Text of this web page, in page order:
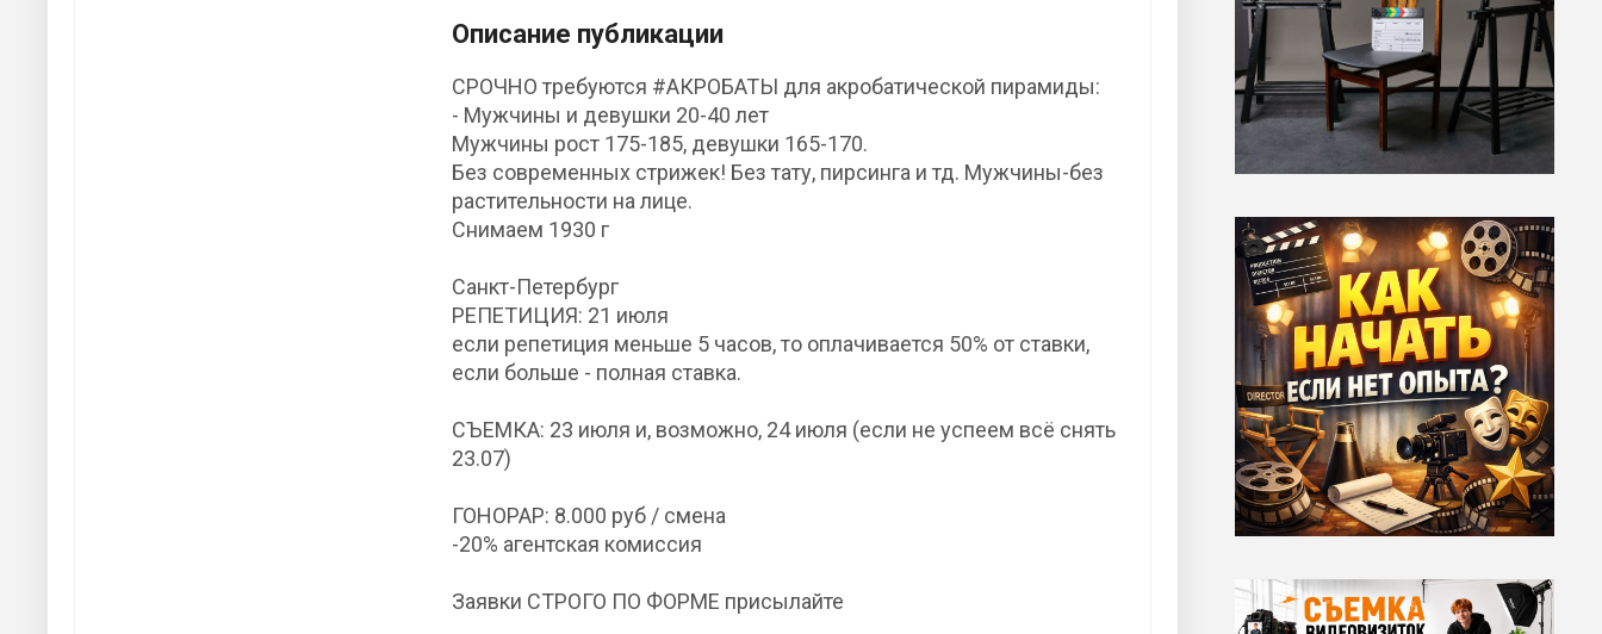
Описание публикации
СРОЧНО требуются #АКРОБАТЫ для акробатической пирамиды:
- Мужчины и девушки 20-40 лет
Мужчины рост 175-185, девушки 165-170.
Без современных стрижек! Без тату, пирсинга и тд. Мужчины-без
растительности на лице.
Снимаем 1930 г
Санкт-Петербург
РЕПЕТИЦИЯ: 21 июля
если репетиция меньше 5 часов, то оплачивается 50% от ставки,
если больше - полная ставка.
СЪЕМКА: 23 июля и, возможно, 24 июля (если не успеем всё снять
23.07)
ГОНОРАР: 8.000 руб / смена
-20% агентская комиссия
Заявки СТРОГО ПО ФОРМЕ присылайте